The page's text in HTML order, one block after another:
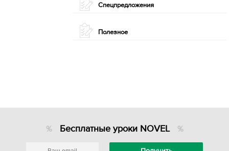
Спецпредложения
Полезное
Бесплатные уроки NOVEL